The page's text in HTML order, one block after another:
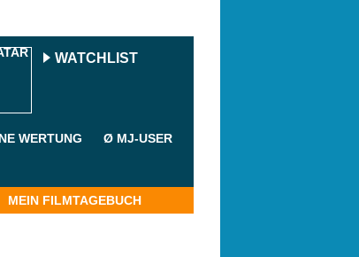
WATCHLIST
WERTUNG Ø MJ-USER
MEIN FILMTAGEBUCH